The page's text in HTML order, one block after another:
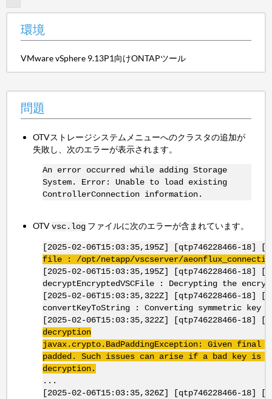
環境
VMware vSphere 9.13P1向けONTAPツール
問題
OTVストレージシステムメニューへのクラスタの追加が
失敗し、次のエラーが表示されます。
An error occurred while adding Storage
System. Error: Unable to load existing
ControllerConnection information.
OTVvsc.log ファイルに次のエラーが含まれています。
[2025-02-06T15:03:35,195Z] [qtp746228466-18] [
file : /opt/netapp/vscserver/
[2025-02-06T15:03:35,195Z] [qtp746228466-18]
decryptEncryptedVSCFile : Decrypting the
[2025-02-06T15:03:35,322Z] [qtp746228466-18]
convertKeyToString : Converting symmetric key
[2025-02-06T15:03:35,322Z] [qtp746228466-18]
decryption
javax.crypto.BadPaddingException: Given final
padded. Such issues can arise if a bad key is
decryption.
...
[2025-02-06T15:03:35,326Z] [qtp746228466-18]